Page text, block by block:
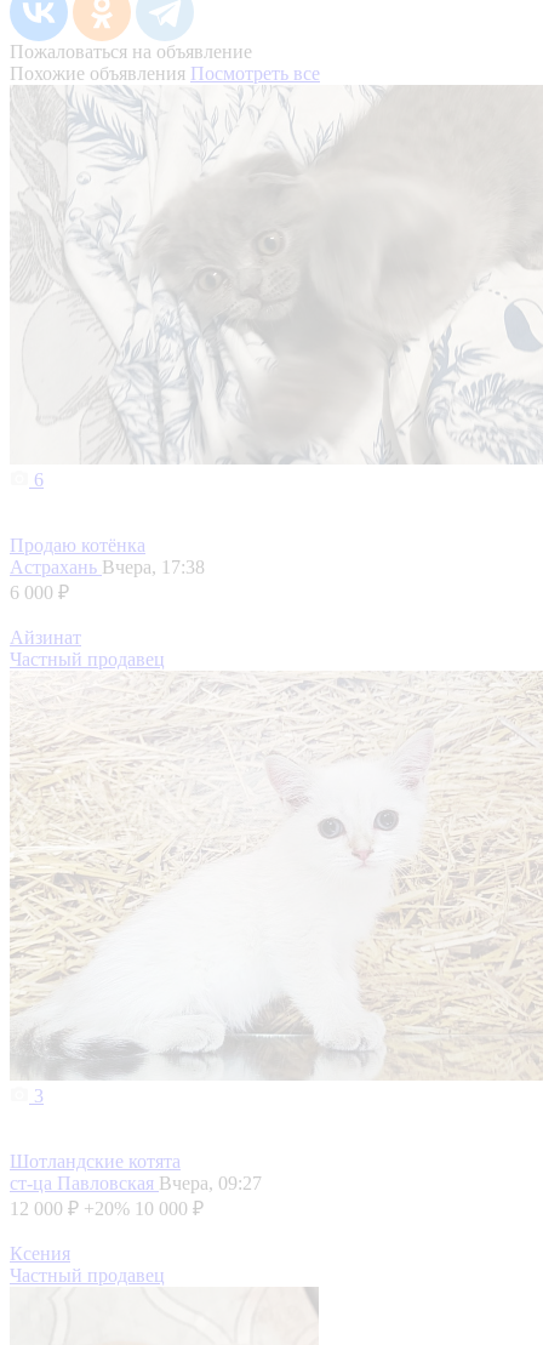
Пожаловаться на объявление
Похожие объявления Посмотреть все
6
Продаю котёнка
Астрахань Вчера, 17:38
6 000 ₽
Айзинат
Частный продавец
3
Шотландские котята
ст-ца Павловская Вчера, 09:27
12 000 ₽ +20% 10 000 ₽
Ксения
Частный продавец